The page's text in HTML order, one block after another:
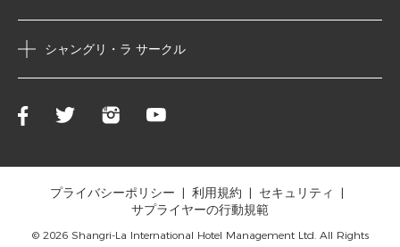
シャングリ・ラ サークル
プライバシーポリシー 利用規約
セキュリティ
サプライヤーの行動規範
© 2026 Shangri-La International Hotel Management Ltd. All Rights